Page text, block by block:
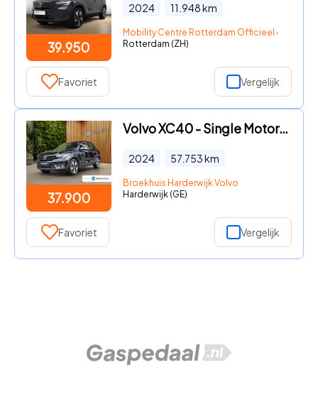
39.950
2024 11.948km
Mobility Centre Rotterdam Officieel dealer
Rotterdam (ZH)
Favoriet Vergelijk
37.900
Volvo XC40 - Single Motor Essential 69 kWh | Camera | CarPlay | Draadloze
2024 57.753km
Broekhuis Harderwijk Volvo
Harderwijk (GE)
Favoriet Vergelijk